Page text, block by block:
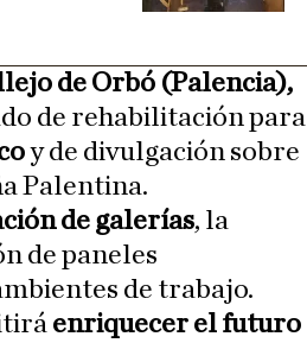
de Orbó (Palencia),
de rehabilitación para
y de divulgación sobre
Palentina.
de galerías, la
de paneles
de trabajo.
enriquecer el futuro